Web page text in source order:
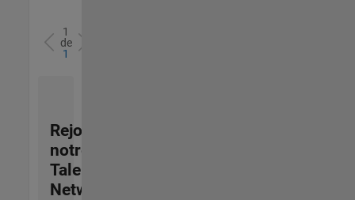
1
de
1
Rejoignez
notre
Talent
Network